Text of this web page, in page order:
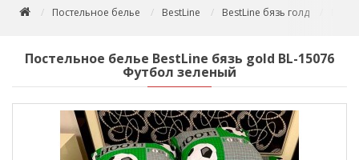
Постельное белье BestLine BestLine бязь голд
Постельное белье BestLine бязь gold BL-15076
Футбол зеленый